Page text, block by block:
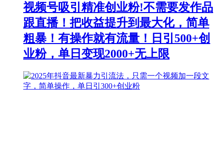
视频号吸引精准创业粉!不需要发作品
跟直播！把收益提升到最大化，简单
粗暴！有操作就有流量！日引500+创
业粉，单日变现2000+无上限